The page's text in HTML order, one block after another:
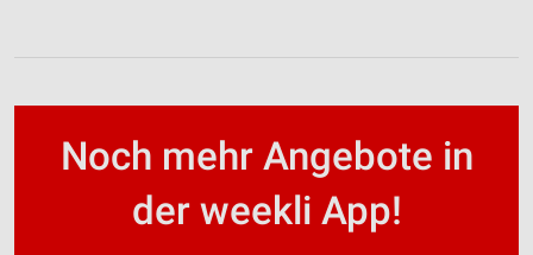
Noch mehr Angebote in
der weekli App!